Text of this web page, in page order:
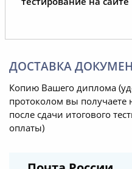
ДОСТАВКА
Копию Вашего диплома
протоколом вы получаете
после сдачи итогового
оплаты)